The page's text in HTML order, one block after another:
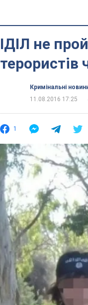
ІДІЛ не
терористів
Кримінальні
11.08.2016 17:25
1